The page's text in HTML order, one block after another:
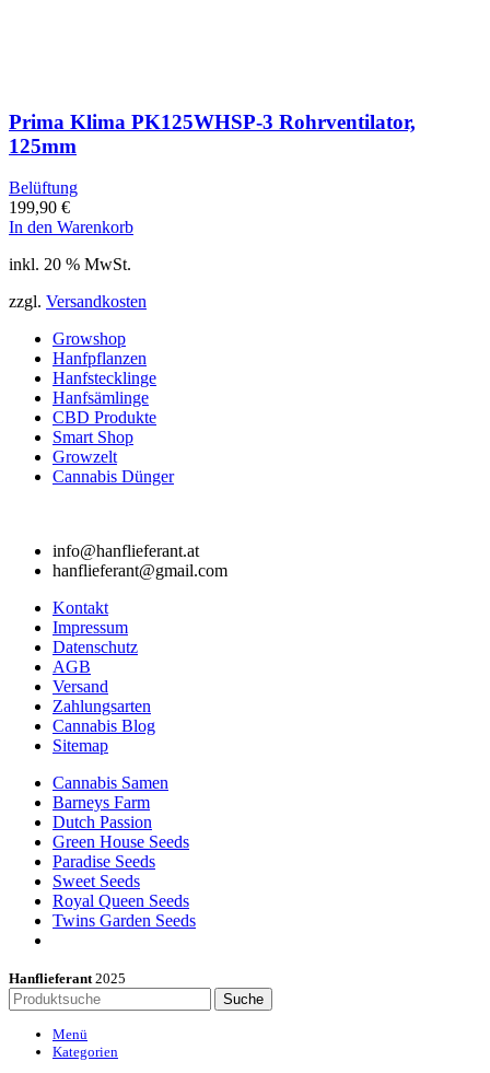
Prima Klima PK125WHSP-3 Rohrventilator,
125mm
Belüftung
199,90 €
In den Warenkorb
inkl. 20 % MwSt.
zzgl. Versandkosten
Growshop
Hanfpflanzen
Hanfstecklinge
Hanfsämlinge
CBD Produkte
Smart Shop
Growzelt
Cannabis Dünger
info@hanflieferant.at
hanflieferant@gmail.com
Kontakt
Impressum
Datenschutz
AGB
Versand
Zahlungsarten
Cannabis Blog
Sitemap
Cannabis Samen
Barneys Farm
Dutch Passion
Green House Seeds
Paradise Seeds
Sweet Seeds
Royal Queen Seeds
Twins Garden Seeds
Hanflieferant 2025
Suche
Menü
Kategorien